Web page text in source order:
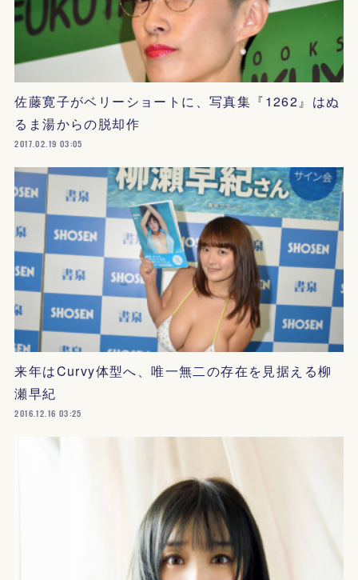
佐藤寛子がベリーショートに、写真集『1262』はぬ
るま湯からの脱却作
2017.02.19 03:05
来年はCurvy体型へ、唯一無二の存在を見据える柳
瀬早紀
2016.12.16 03:25